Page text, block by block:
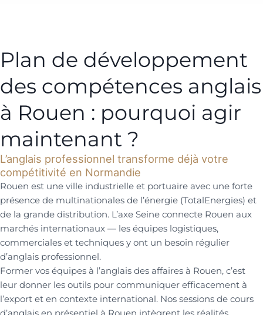
Plan de développement
des compétences anglais
à Rouen : pourquoi agir
maintenant ?
L’anglais professionnel transforme déjà votre
compétitivité en Normandie
Rouen est une ville industrielle et portuaire avec une forte
présence de multinationales de l’énergie (TotalEnergies) et
de la grande distribution. L’axe Seine connecte Rouen aux
marchés internationaux — les équipes logistiques,
commerciales et techniques y ont un besoin régulier
d’anglais professionnel.
Former vos équipes à l’anglais des affaires à Rouen, c’est
leur donner les outils pour communiquer efficacement à
l’export et en contexte international. Nos sessions de cours